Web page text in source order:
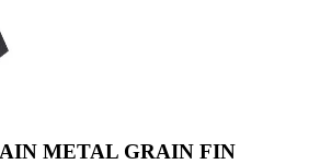
METAL GRAIN FIN